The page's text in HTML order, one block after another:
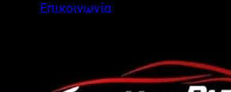
Επικοινωνία